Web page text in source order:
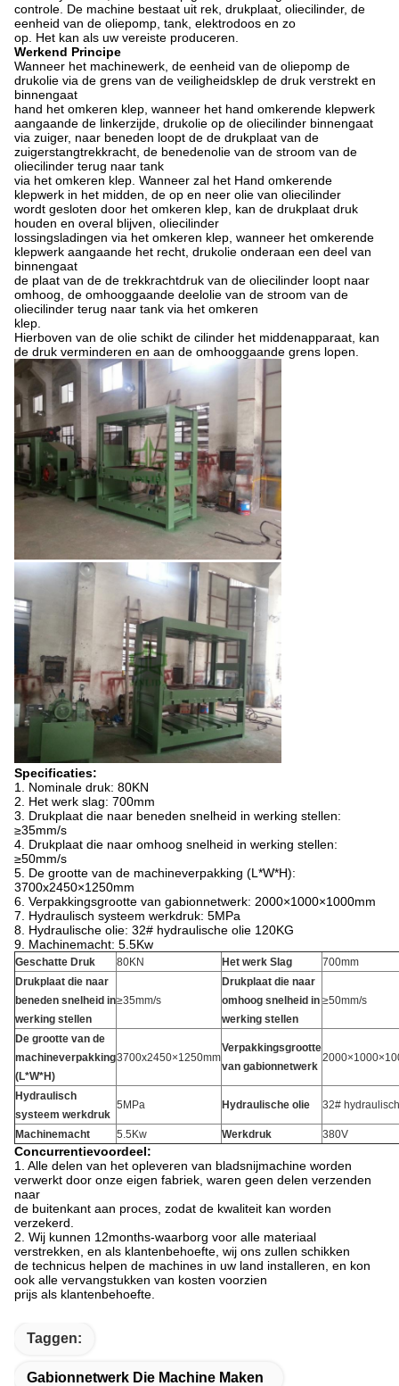
controle. De machine bestaat uit rek, drukplaat, oliecilinder, de
eenheid van de oliepomp, tank, elektrodoos en zo
op. Het kan als uw vereiste produceren.
Werkend Principe
Wanneer het machinewerk, de eenheid van de oliepomp de
drukolie via de grens van de veiligheidsklep de druk verstrekt en
binnengaat
hand het omkeren klep, wanneer het hand omkerende klepwerk
aangaande de linkerzijde, drukolie op de oliecilinder binnengaat
via zuiger, naar beneden loopt de de drukplaat van de
zuigerstangtrekkracht, de benedenolie van de stroom van de
oliecilinder terug naar tank
via het omkeren klep. Wanneer zal het Hand omkerende
klepwerk in het midden, de op en neer olie van oliecilinder
wordt gesloten door het omkeren klep, kan de drukplaat druk
houden en overal blijven, oliecilinder
lossingsladingen via het omkeren klep, wanneer het omkerende
klepwerk aangaande het recht, drukolie onderaan een deel van
binnengaat
de plaat van de de trekkrachtdruk van de oliecilinder loopt naar
omhoog, de omhooggaande deelolie van de stroom van de
oliecilinder terug naar tank via het omkeren
klep.
Hierboven van de olie schikt de cilinder het middenapparaat, kan
de druk verminderen en aan de omhooggaande grens lopen.
Specificaties:
1. Nominale druk: 80KN
2. Het werk slag: 700mm
3. Drukplaat die naar beneden snelheid in werking stellen:
≥35mm/s
4. Drukplaat die naar omhoog snelheid in werking stellen:
≥50mm/s
5. De grootte van de machineverpakking (L*W*H):
3700x2450×1250mm
6. Verpakkingsgrootte van gabionnetwerk: 2000×1000×1000mm
7. Hydraulisch systeem werkdruk: 5MPa
8. Hydraulische olie: 32# hydraulische olie 120KG
9. Machinemacht: 5.5Kw
Geschatte Druk 80KN Het werk Slag
700mm
Drukplaat die naar
beneden snelheid in
werking stellen
≥35mm/s
Drukplaat die naar
omhoog snelheid in
werking stellen
≥50mm/s
De grootte van de
machineverpakking
(L*W*H)
3700x2450×1250mm
Verpakkingsgrootte
van gabionnetwerk
Hydraulisch
systeem werkdruk
5MPa Hydraulische olie 32#
Machinemacht 5.5Kw Werkdruk 380V
Concurrentievoordeel:
1. Alle delen van het opleveren van bladsnijmachine worden
verwerkt door onze eigen fabriek, waren geen delen verzenden
naar
de buitenkant aan proces, zodat de kwaliteit kan worden
verzekerd.
2. Wij kunnen 12months-waarborg voor alle materiaal
verstrekken, en als klantenbehoefte, wij ons zullen schikken
de technicus helpen de machines in uw land installeren, en kon
ook alle vervangstukken van kosten voorzien
prijs als klantenbehoefte.
Taggen:
Gabionnetwerk Die Machine Maken